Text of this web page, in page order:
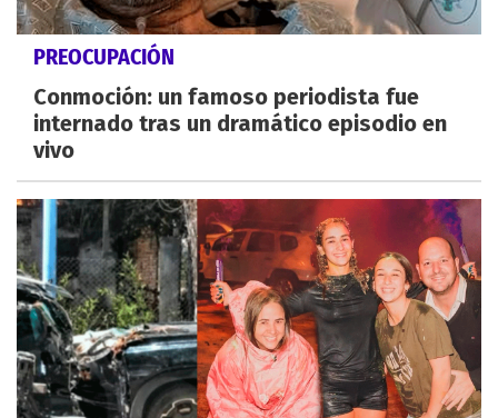
PREOCUPACIÓN
Conmoción: un famoso periodista fue
internado tras un dramático episodio en
vivo